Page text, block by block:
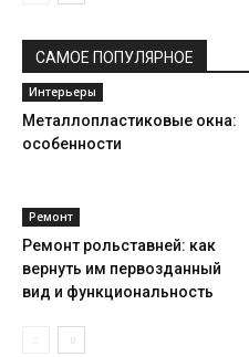
САМОЕ ПОПУЛЯРНОЕ
Интерьеры
Металлопластиковые окна:
особенности
Ремонт
Ремонт рольставней: как
вернуть им первозданный
вид и функциональность